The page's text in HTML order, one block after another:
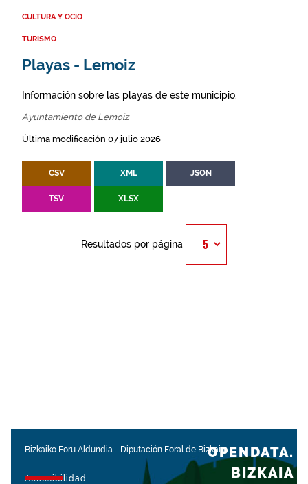
CULTURA Y OCIO
TURISMO
Playas - Lemoiz
Información sobre las playas de este municipio.
Ayuntamiento de Lemoiz
Última modificación 07 julio 2026
CSV XML JSON
TSV XLSX
Resultados por página
Bizkaiko Foru Aldundia - Diputación Foral de Bizkaia
Accesibilidad
OPENDATA.
BIZKAIA